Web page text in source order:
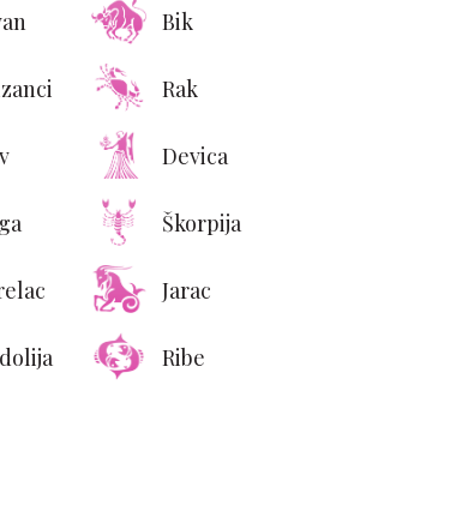
Bik
Rak
Devica
Škorpija
Jarac
Ribe